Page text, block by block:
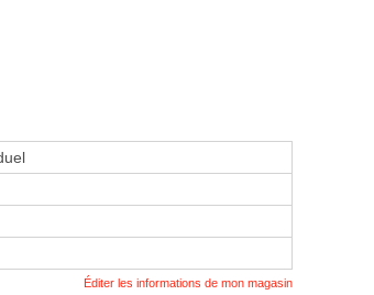
Éditer les informations de mon magasin